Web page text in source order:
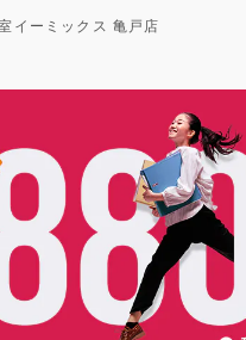
イーミックス 亀戸店